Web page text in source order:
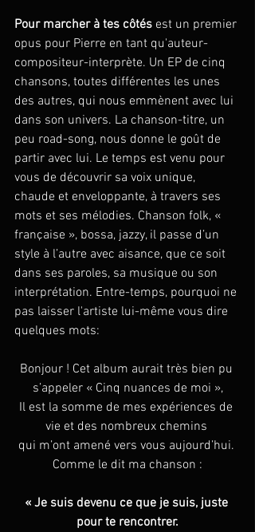
Pour marcher à tes côtés est un premier
opus pour Pierre en tant qu'auteur-
compositeur-interprète. Un EP de cinq
chansons, toutes différentes les unes
des autres, qui nous emmènent avec lui
dans son univers. La chanson-titre, un
peu road-song, nous donne le goût de
partir avec lui. Le temps est venu pour
vous de découvrir sa voix unique,
chaude et enveloppante, à travers ses
mots et ses mélodies. Chanson folk, «
française », bossa, jazzy, il passe d’un
style à l’autre avec aisance, que ce soit
dans ses paroles, sa musique ou son
interprétation. Entre-temps, pourquoi ne
pas laisser l'artiste lui-même vous dire
quelques mots:
Bonjour ! Cet album aurait très bien pu
s’appeler « Cinq nuances de moi »,
Il est la somme de mes expériences de
vie et des nombreux chemins
qui m’ont amené vers vous aujourd’hui.
Comme le dit ma chanson :
« Je suis devenu ce que je suis, juste
pour te rencontrer.